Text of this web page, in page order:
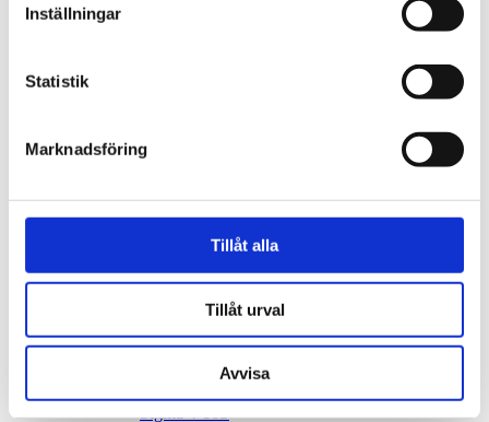
Inställningar
Statistik
Marknadsföring
Tillåt alla
Tillåt urval
Avvisa
Centrifugering
Sigma 1-16
Bänkcentrifuger
Sigma 1-7
Sigma 2-16KL
Sigma 3-16T
Sigma 3-16L
Sigma 3-16KL
Sigma 3-18KS
Sigma 4-5L